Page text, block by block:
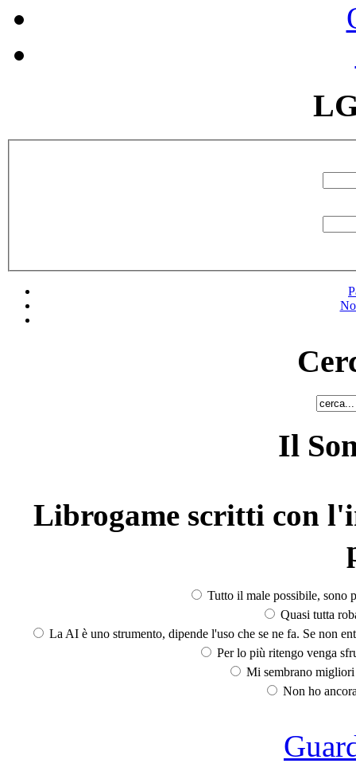
Il
Librogame scritti con
Tutto il male possibile, sono
Quasi tutta
La AI è uno strumento, dipende l'uso che se ne fa. Se non
Per lo più ritengo venga
Mi sembrano
Non ho